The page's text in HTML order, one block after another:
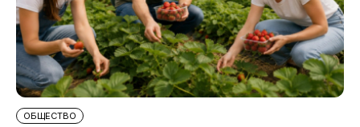
ОБЩЕСТВО